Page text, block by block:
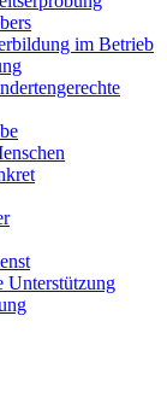
im Betrieb
Unterstützung